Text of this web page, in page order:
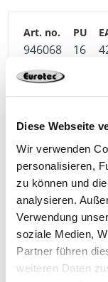
Diese Webseite
Wir verwenden
personalisieren,
zu können und
analysieren.
Verwendung
soziale Medien,
Partner führen
weiteren Daten
946068 16